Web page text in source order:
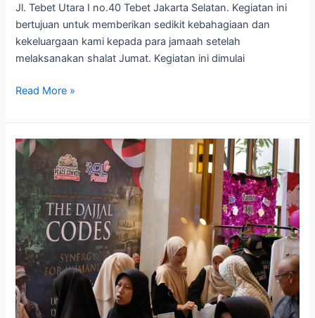
Jl. Tebet Utara I no.40 Tebet Jakarta Selatan. Kegiatan ini
bertujuan untuk memberikan sedikit kebahagiaan dan
kekeluargaan kami kepada para jamaah setelah
melaksanakan shalat Jumat. Kegiatan ini dimulai
Read More »
Gerai
Peduli
di
Milad
17
th
AQL
Islamic
Center